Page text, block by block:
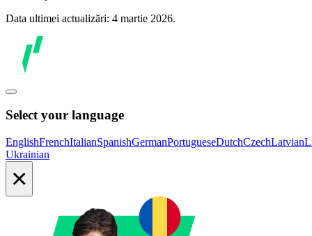
Data ultimei actualizări: 4 martie 2026.
Select your language
EnglishFrenchItalianSpanishGermanPortugueseDutchCzechLatvian
Ukrainian
×